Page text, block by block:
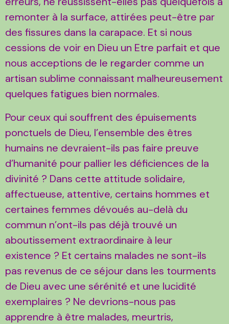
remonter à la surface, attirées peut-être par
des fissures dans la carapace. Et si nous
cessions de voir en Dieu un Etre parfait et que
nous acceptions de le regarder comme un
artisan sublime connaissant malheureusement
quelques fatigues bien normales.
Pour ceux qui souffrent des épuisements
ponctuels de Dieu, l’ensemble des êtres
humains ne devraient-ils pas faire preuve
d’humanité pour pallier les déficiences de la
divinité ? Dans cette attitude solidaire,
affectueuse, attentive, certains hommes et
certaines femmes dévoués au-delà du
commun n’ont-ils pas déjà trouvé un
aboutissement extraordinaire à leur
existence ? Et certains malades ne sont-ils
pas revenus de ce séjour dans les tourments
de Dieu avec une sérénité et une lucidité
exemplaires ? Ne devrions-nous pas
apprendre à être malades, meurtris,